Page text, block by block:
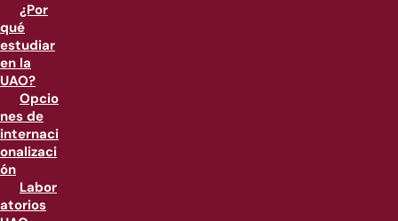
¿Por
qué
estudiar
en la
UAO?
Opcio
nes de
internaci
onalizaci
ón
Labor
atorios